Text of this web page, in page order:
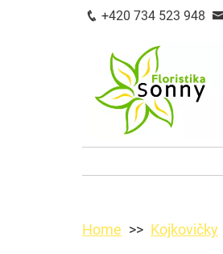
+420 734 523 948
Home Kojkovičky